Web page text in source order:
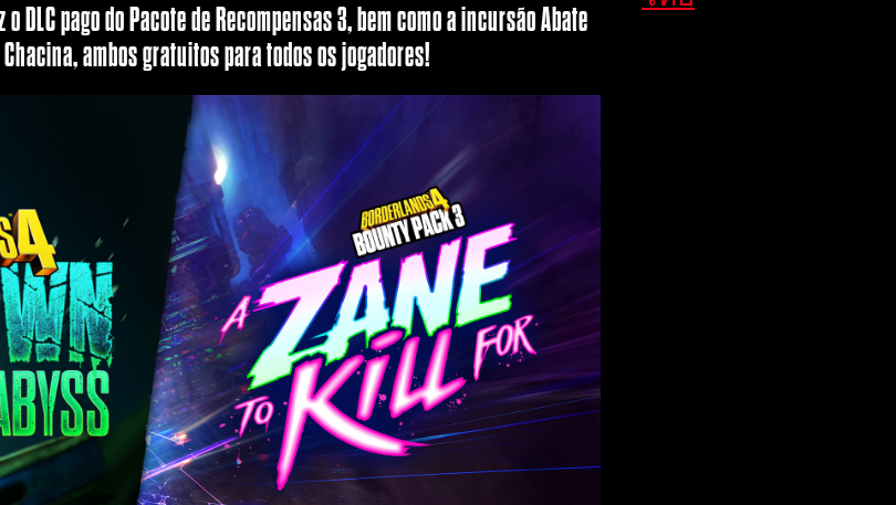
DLC pago do Pacote de Recompensas 3, bem como a incursão Abate
ambos gratuitos para todos os jogadores!